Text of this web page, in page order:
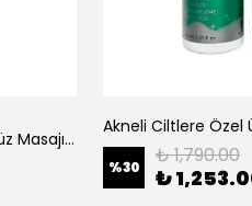
925 Ayar Mini Gümüş Kaşık ( Yüz Masajı ve Cilde Krem Uygulaması )
Akneli Ciltlere Özel
%30 ₺ 1,790.00
₺